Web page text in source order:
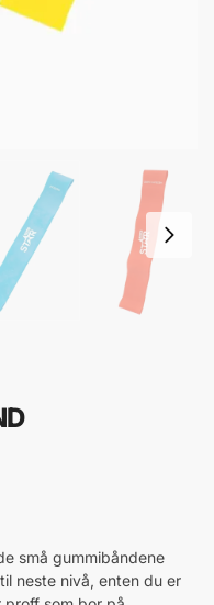
små gummibåndene
neste nivå, enten du er